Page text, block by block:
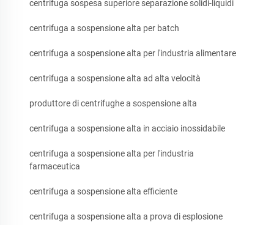
centrifuga sospesa superiore separazione solidi-liquidi
centrifuga a sospensione alta per batch
centrifuga a sospensione alta per l'industria alimentare
centrifuga a sospensione alta ad alta velocità
produttore di centrifughe a sospensione alta
centrifuga a sospensione alta in acciaio inossidabile
centrifuga a sospensione alta per l'industria
farmaceutica
centrifuga a sospensione alta efficiente
centrifuga a sospensione alta a prova di esplosione